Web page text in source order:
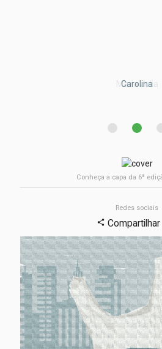
Maria Julia
Carolina
Augusto
Conheça a capa da 6a
Redes sociais
share Compartilhar